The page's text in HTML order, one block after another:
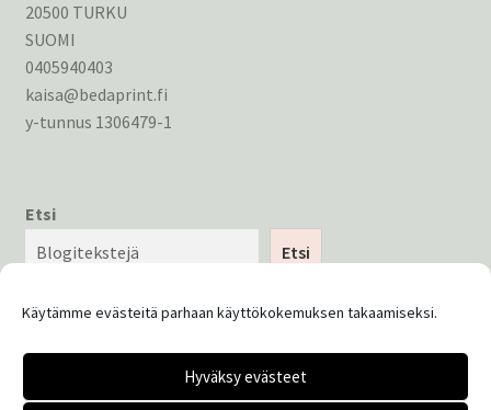
Käytämme evästeitä parhaan käyttökokemuksen takaamiseksi.
Hyväksy evästeet
20500 TURKU
SUOMI
0405940403
kaisa@bedaprint.fi
y-tunnus 1306479-1
Etsi
Etsi
© Bedaprint 2026